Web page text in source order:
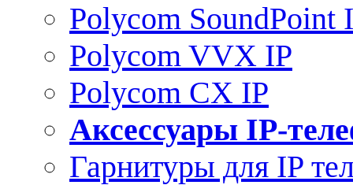
Polycom SoundPoint
Polycom VVX IP
Polycom CX IP
Аксессуары IP-
Гарнитуры для IP